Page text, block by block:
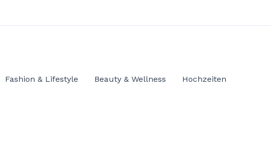
Fashion & Lifestyle Beauty & Wellness Hochzeiten